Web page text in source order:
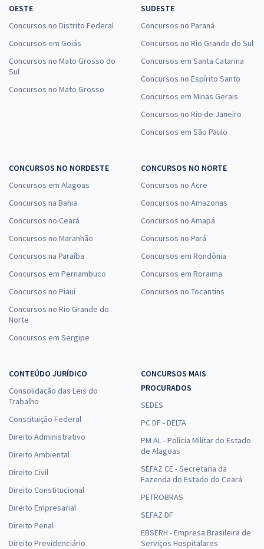
OESTE
Concursos no Distrito Federal
Concursos em Goiás
Concursos no Mato Grosso do
Sul
Concursos no Mato Grosso
SUDESTE
Concursos no Paraná
Concursos no Rio Grande do Sul
Concursos em Santa Catarina
Concursos no Espírito Santo
Concursos em Minas Gerais
Concursos no Rio de Janeiro
Concursos em São Paulo
CONCURSOS NO NORDESTE
Concursos em Alagoas
Concursos na Bahia
Concursos no Ceará
Concursos no Maranhão
Concursos na Paraíba
Concursos em Pernambuco
Concursos no Piauí
Concursos no Rio Grande do
Norte
Concursos em Sergipe
CONCURSOS NO NORTE
Concursos no Acre
Concursos no Amazonas
Concursos no Amapá
Concursos no Pará
Concursos em Rondônia
Concursos em Roraima
Concursos no Tocantins
CONTEÚDO JURÍDICO
Consolidação das Leis do
Trabalho
Constituição Federal
Direito Administrativo
Direito Ambiental
Direito Civil
Direito Constitucional
Direito Empresarial
Direito Penal
Direito Previdenciário
CONCURSOS MAIS
PROCURADOS
SEDES
PC DF - DELTA
PM AL - Polícia Militar do Estado
de Alagoas
SEFAZ CE - Secretaria da
Fazenda do Estado do Ceará
PETROBRAS
SEFAZ DF
EBSERH - Empresa Brasileira de
Serviços Hospitalares